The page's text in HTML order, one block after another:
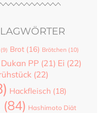
(9) Brot (16) Brötchen (10)
Dukan PP (21) Ei (22)
(22)
Hackfleisch (18)
(84) Hashimoto Diät